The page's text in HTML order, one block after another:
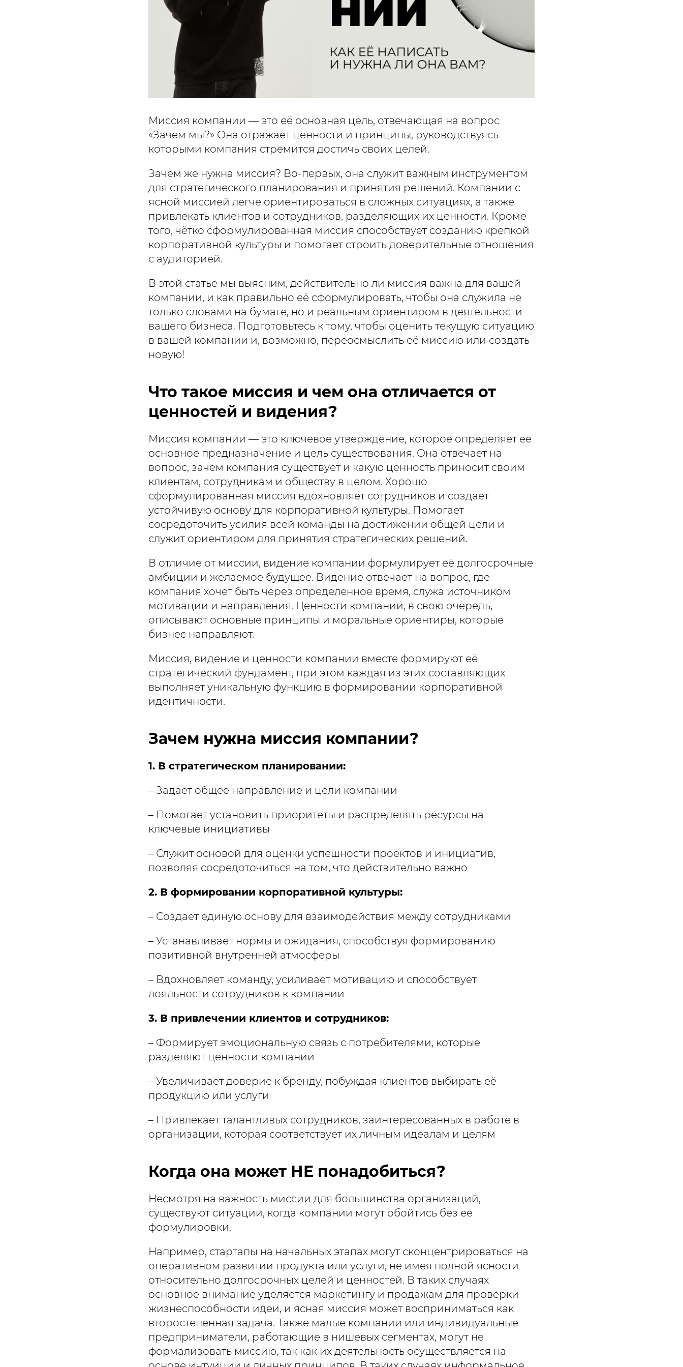
Миссия компании — это её основная цель, отвечающая на вопрос
«Зачем мы?» Она отражает ценности и принципы, руководствуясь
которыми компания стремится достичь своих целей.
Зачем же нужна миссия? Во-первых, она служит важным инструментом
для стратегического планирования и принятия решений. Компании с
ясной миссией легче ориентироваться в сложных ситуациях, а также
привлекать клиентов и сотрудников, разделяющих их ценности. Кроме
того, чётко сформулированная миссия способствует созданию крепкой
корпоративной культуры и помогает строить доверительные отношения
с аудиторией.
В этой статье мы выясним, действительно ли миссия важна для вашей
компании, и как правильно её сформулировать, чтобы она служила не
только словами на бумаге, но и реальным ориентиром в деятельности
вашего бизнеса. Подготовьтесь к тому, чтобы оценить текущую ситуацию
в вашей компании и, возможно, переосмыслить её миссию или создать
новую!
Что такое миссия и чем она отличается от
ценностей и видения?
Миссия компании — это ключевое утверждение, которое определяет её
основное предназначение и цель существования. Она отвечает на
вопрос, зачем компания существует и какую ценность приносит своим
клиентам, сотрудникам и обществу в целом. Хорошо
сформулированная миссия вдохновляет сотрудников и создает
устойчивую основу для корпоративной культуры. Помогает
сосредоточить усилия всей команды на достижении общей цели и
служит ориентиром для принятия стратегических решений.
В отличие от миссии, видение компании формулирует её долгосрочные
амбиции и желаемое будущее. Видение отвечает на вопрос, где
компания хочет быть через определенное время, служа источником
мотивации и направления. Ценности компании, в свою очередь,
описывают основные принципы и моральные ориентиры, которые
бизнес направляют.
Миссия, видение и ценности компании вместе формируют её
стратегический фундамент, при этом каждая из этих составляющих
выполняет уникальную функцию в формировании корпоративной
идентичности.
Зачем нужна миссия компании?
1. В стратегическом планировании:
– Задает общее направление и цели компании
– Помогает установить приоритеты и распределять ресурсы на
ключевые инициативы
– Служит основой для оценки успешности проектов и инициатив,
позволяя сосредоточиться на том, что действительно важно
2. В формировании корпоративной культуры:
– Создает единую основу для взаимодействия между сотрудниками
– Устанавливает нормы и ожидания, способствуя формированию
позитивной внутренней атмосферы
– Вдохновляет команду, усиливает мотивацию и способствует
лояльности сотрудников к компании
3. В привлечении клиентов и сотрудников:
– Формирует эмоциональную связь с потребителями, которые
разделяют ценности компании
– Увеличивает доверие к бренду, побуждая клиентов выбирать её
продукцию или услуги
– Привлекает талантливых сотрудников, заинтересованных в работе в
организации, которая соответствует их личным идеалам и целям
Когда она может НЕ понадобиться?
Несмотря на важность миссии для большинства организаций,
существуют ситуации, когда компании могут обойтись без её
формулировки.
Например, стартапы на начальных этапах могут сконцентрироваться на
оперативном развитии продукта или услуги, не имея полной ясности
относительно долгосрочных целей и ценностей. В таких случаях
основное внимание уделяется маркетингу и продажам для проверки
жизнеспособности идеи, и ясная миссия может восприниматься как
второстепенная задача. Также малые компании или индивидуальные
предприниматели, работающие в нишевых сегментах, могут не
формализовать миссию, так как их деятельность осуществляется на